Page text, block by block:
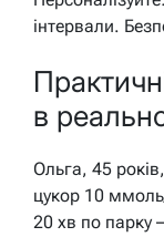
інтервали.
в
Ольга, 45
цукор 10
20 хв по парку